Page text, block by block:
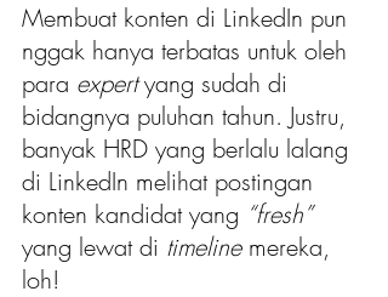
Membuat konten di LinkedIn pun
nggak hanya terbatas untuk oleh
para expert yang sudah di
bidangnya puluhan tahun. Justru,
banyak HRD yang berlalu lalang
di LinkedIn melihat postingan
konten kandidat yang “fresh”
yang lewat di timeline mereka,
loh!